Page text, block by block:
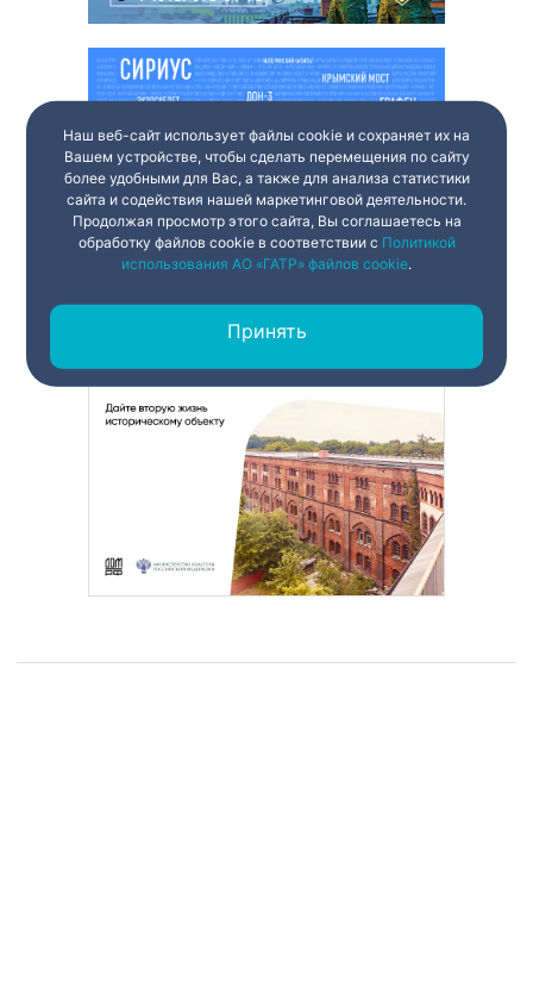
Наш веб-сайт использует файлы cookie и сохраняет их на
Вашем устройстве, чтобы сделать перемещения по сайту
более удобными для Вас, а также для анализа статистики
сайта и содействия нашей маркетинговой деятельности.
Продолжая просмотр этого сайта, Вы соглашаетесь на
обработку файлов cookie в соответствии с Политикой
использования АО «ГАТР» файлов cookie.
Принять